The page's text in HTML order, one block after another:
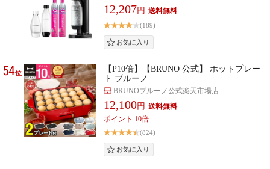
12,207円
(189)
54位
【P10倍】【BRUNO 公式】 ホットプレー
ト ブルーノ …
BRUNOブルーノ公式楽天市場店
12,100円
ポイント 10倍
(824)